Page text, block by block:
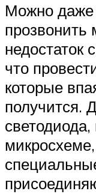
Можно
прозвонить
недостаток
что
которые
получится.